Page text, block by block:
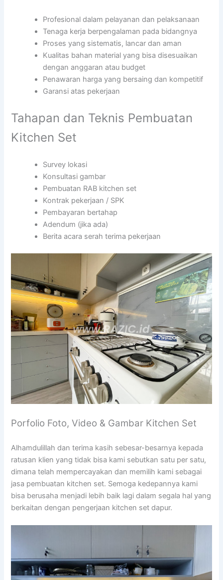
Profesional dalam pelayanan dan pelaksanaan
Tenaga kerja berpengalaman pada bidangnya
Proses yang sistematis, lancar dan aman
Kualitas bahan material yang bisa disesuaikan
dengan anggaran atau budget
Penawaran harga yang bersaing dan kompetitif
Garansi atas pekerjaan
Tahapan dan Teknis Pembuatan
Kitchen Set
Survey lokasi
Konsultasi gambar
Pembuatan RAB kitchen set
Kontrak pekerjaan / SPK
Pembayaran bertahap
Adendum (jika ada)
Berita acara serah terima pekerjaan
Porfolio Foto, Video & Gambar Kitchen Set
Alhamdulillah dan terima kasih sebesar-besarnya kepada
ratusan klien yang tidak bisa kami sebutkan satu per satu,
dimana telah mempercayakan dan memilih kami sebagai
jasa pembuatan kitchen set. Semoga kedepannya kami
bisa berusaha menjadi lebih baik lagi dalam segala hal yang
berkaitan dengan pengerjaan kitchen set dapur.